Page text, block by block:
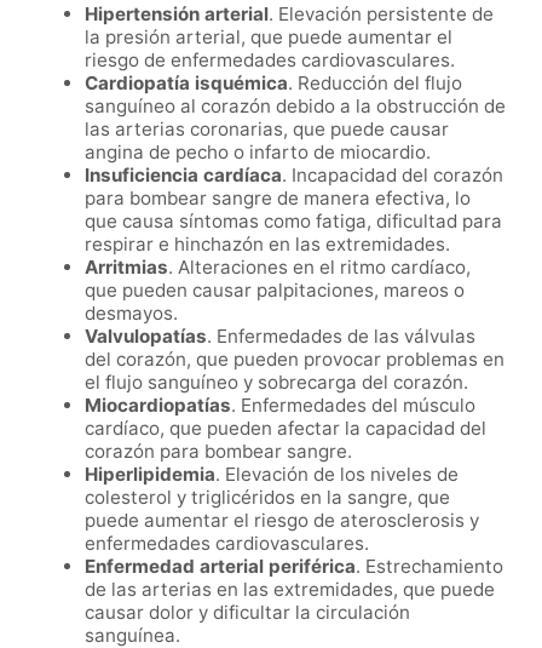
Hipertensión arterial. Elevación persistente de
la presión arterial, que puede aumentar el
riesgo de enfermedades cardiovasculares.
Cardiopatía isquémica. Reducción del flujo
sanguíneo al corazón debido a la obstrucción de
las arterias coronarias, que puede causar
angina de pecho o infarto de miocardio.
Insuficiencia cardíaca. Incapacidad del corazón
para bombear sangre de manera efectiva, lo
que causa síntomas como fatiga, dificultad para
respirar e hinchazón en las extremidades.
Arritmias. Alteraciones en el ritmo cardíaco,
que pueden causar palpitaciones, mareos o
desmayos.
Valvulopatías. Enfermedades de las válvulas
del corazón, que pueden provocar problemas en
el flujo sanguíneo y sobrecarga del corazón.
Miocardiopatías. Enfermedades del músculo
cardíaco, que pueden afectar la capacidad del
corazón para bombear sangre.
Hiperlipidemia. Elevación de los niveles de
colesterol y triglicéridos en la sangre, que
puede aumentar el riesgo de aterosclerosis y
enfermedades cardiovasculares.
Enfermedad arterial periférica. Estrechamiento
de las arterias en las extremidades, que puede
causar dolor y dificultar la circulación
sanguínea.